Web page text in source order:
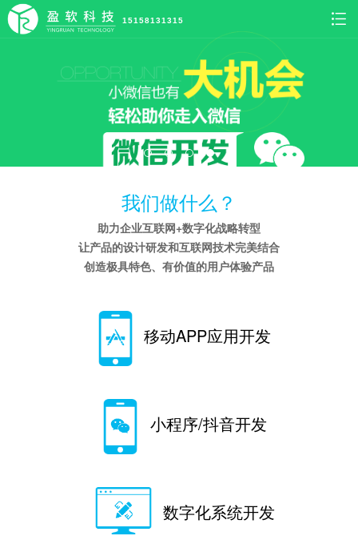
15158131315
我们做什么？
助力企业互联网+数字化战略转型
让产品的设计研发和互联网技术完美结合
创造极具特色、有价值的用户体验产品
移动APP应用开发
小程序/抖音开发
数字化系统开发